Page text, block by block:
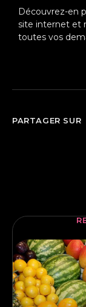
Découvrez-en
site internet et
toutes vos
PARTAGER SUR